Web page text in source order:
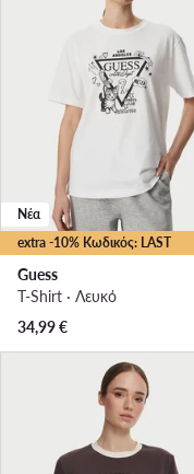
extra -10% Κωδικός: LAST
Νέα
Guess
T-Shirt · Λευκό
34,99€